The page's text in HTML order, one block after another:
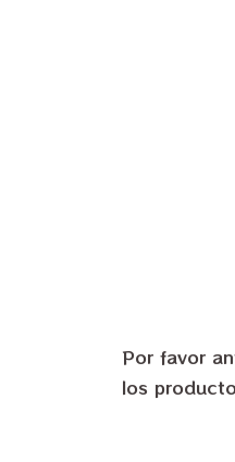
Por favor
los